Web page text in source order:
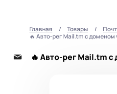
Главная Товары
🔥 Авто-рег Mail.tm с доменом
🔥 Авто-рег Mail.tm